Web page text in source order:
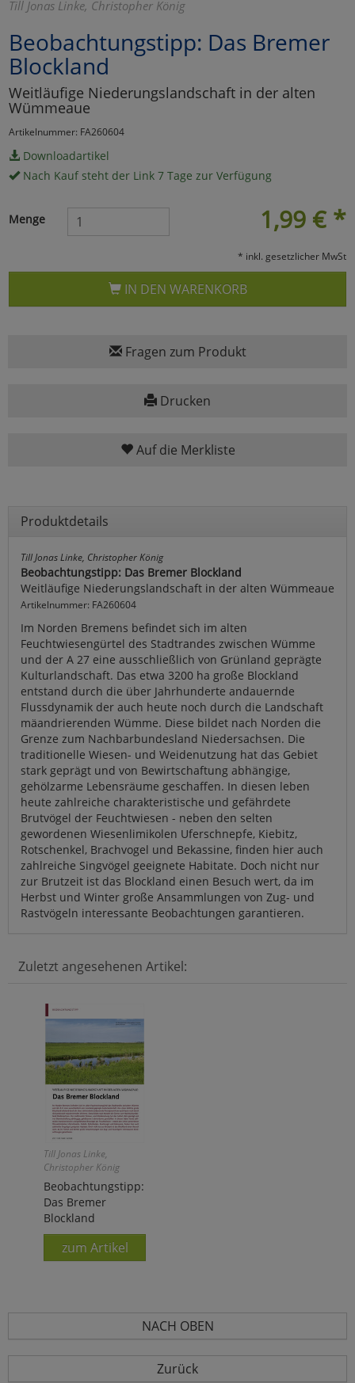
Till Jonas Linke, Christopher König
Beobachtungstipp: Das Bremer
Blockland
Weitläufige Niederungslandschaft in der alten
Wümmeaue
Artikelnummer: FA260604
Downloadartikel
Nach Kauf steht der Link 7 Tage zur Verfügung
1,99 € *
Menge
* inkl. gesetzlicher MwSt
IN DEN WARENKORB
Fragen zum Produkt
Drucken
Auf die Merkliste
Produktdetails
Till Jonas Linke, Christopher König
Beobachtungstipp: Das Bremer Blockland
Weitläufige Niederungslandschaft in der alten Wümmeaue
Artikelnummer: FA260604
Im Norden Bremens befindet sich im alten
Feuchtwiesengürtel des Stadtrandes zwischen Wümme
und der A 27 eine ausschließlich von Grünland geprägte
Kulturlandschaft. Das etwa 3200 ha große Blockland
entstand durch die über Jahrhunderte andauernde
Flussdynamik der auch heute noch durch die Landschaft
mäandrierenden Wümme. Diese bildet nach Norden die
Grenze zum Nachbarbundesland Niedersachsen. Die
traditionelle Wiesen- und Weidenutzung hat das Gebiet
stark geprägt und von Bewirtschaftung abhängige,
gehölzarme Lebensräume geschaffen. In diesen leben
heute zahlreiche charakteristische und gefährdete
Brutvögel der Feuchtwiesen - neben den selten
gewordenen Wiesenlimikolen Uferschnepfe, Kiebitz,
Rotschenkel, Brachvogel und Bekassine, finden hier auch
zahlreiche Singvögel geeignete Habitate. Doch nicht nur
zur Brutzeit ist das Blockland einen Besuch wert, da im
Herbst und Winter große Ansammlungen von Zug- und
Rastvögeln interessante Beobachtungen garantieren.
Zuletzt angesehenen Artikel:
Till Jonas Linke,
Christopher König
Beobachtungstipp:
Das Bremer
Blockland
zum Artikel
NACH OBEN
Zurück
Umfragetools
Cookies
Einstellungen speichern